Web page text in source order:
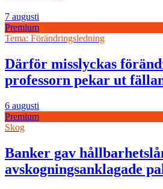
7 augusti
Premium
Tema: Förändringsledning
Därför misslyckas
professorn pekar ut
6 augusti
Premium
Skog
Banker gav
avskogningsanklagade